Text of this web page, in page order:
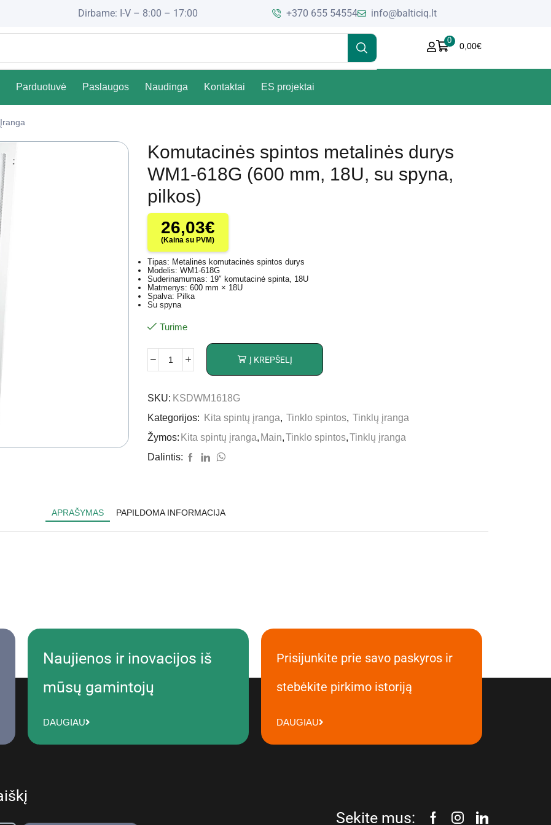
Dirbame: I-V – 8:00 – 17:00 +370 655 54554 info@balticiq.lt
0
0,00€
Parduotuvė Paslaugos Naudinga Kontaktai ES projektai
Komutacinės spintos metalinės durys
WM1-618G (600 mm, 18U, su spyna,
pilkos)
26,03€
(Kaina su PVM)
Tipas: Metalinės komutacinės spintos durys
Modelis: WM1-618G
Suderinamumas: 19″ komutacinė spinta, 18U
Matmenys: 600 mm × 18U
Spalva: Pilka
Su spyna
Turime
Į KREPŠELĮ
SKU: KSDWM1618G
Kategorijos:
Kita spintų įranga, Tinklo spintos, Tinklų įranga
Žymos: Kita spintų įranga, Main, Tinklo spintos, Tinklų įranga
Dalintis:
APRAŠYMAS PAPILDOMA INFORMACIJA
Naujienos ir inovacijos iš
mūsų gamintojų
DAUGIAU
Prisijunkite prie savo paskyros ir
stebėkite pirkimo istoriją
DAUGIAU
Sekite mus: